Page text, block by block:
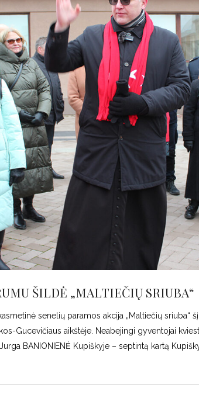
ŠILDĖ „MALTIEČIŲ SRIUBA“
senelių paramos akcija „Maltiečių sriuba“
Gucevičiaus aikštėje. Neabejingi gyventojai
BANIONIENĖ Kupiškyje – septintą kartą